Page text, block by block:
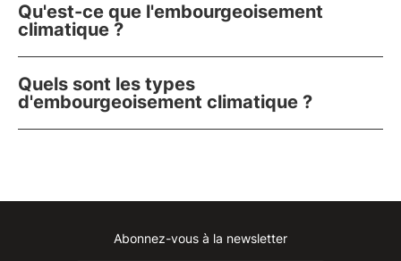
Qu'est-ce que l'embourgeoisement
climatique ?
Quels sont les types
d'embourgeoisement climatique ?
Instagram
Facebook
Linkedin
Youtube
Abonnez-vous à la newsletter